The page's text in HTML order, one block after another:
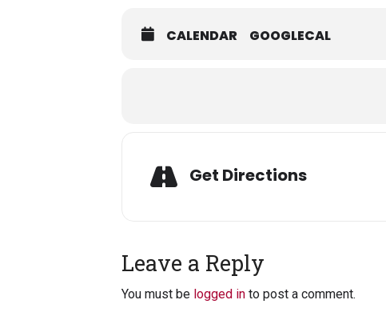
CALENDAR GOOGLECAL
Get Directions
Leave a Reply
You must be logged in to post a comment.